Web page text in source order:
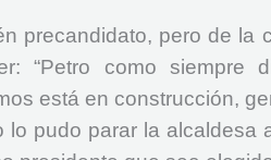
precandidato, pero de la
“Petro como siempre
está en construcción,
lo pudo parar la alcaldesa